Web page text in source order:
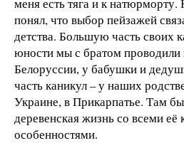
понял, что выбор пейзажей
детства. Большую часть своих
юности мы с братом проводили
Белоруссии, у бабушки и
часть каникул – у наших
Украине, в Прикарпатье. Там
деревенская жизнь со всеми её
особенностями.